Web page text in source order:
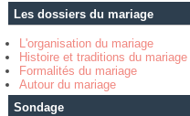
Les dossiers du mariage
L'organisation du mariage
Histoire et traditions du mariage
Formalités du mariage
Autour du mariage
Sondage